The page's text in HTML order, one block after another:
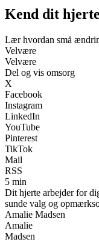
Kend dit
Lær hvordan små
Velvære
Velvære
Del og vis omsorg
X
Facebook
Instagram
LinkedIn
YouTube
Pinterest
TikTok
Mail
RSS
5 min
Dit hjerte arbejder for
sunde valg og
Amalie Madsen
Amalie
Madsen